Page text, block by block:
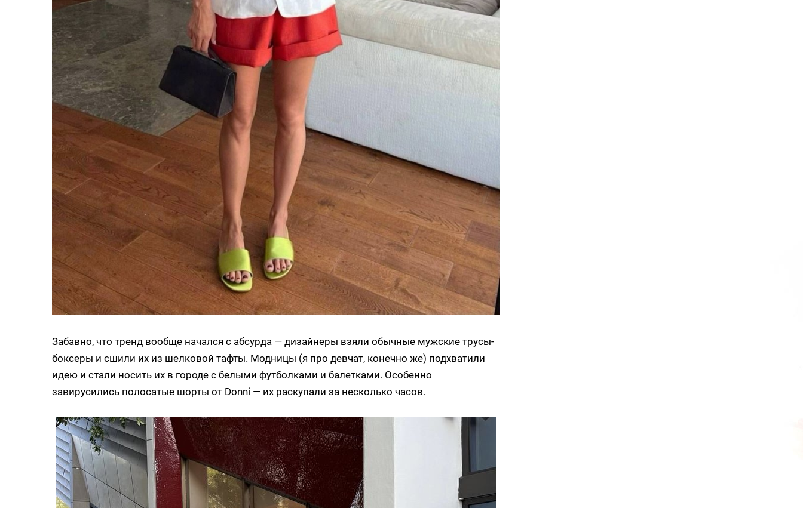
Забавно, что тренд вообще начался с абсурда — дизайнеры взяли обычные мужские трусы-
боксеры и сшили их из шелковой тафты. Модницы (я про девчат, конечно же) подхватили
идею и стали носить их в городе с белыми футболками и балетками. Особенно
завирусились полосатые шорты от Donni — их раскупали за несколько часов.